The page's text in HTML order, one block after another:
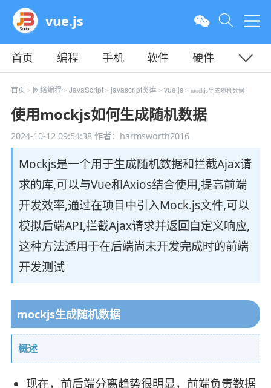
vue.js
首页 编程 手机 软件
硬件
教程
平面 服务器
首页 > 网络编程 > JavaScript> javascript类库> vue.js> mockjs生成随机数据
使用mockjs如何生成随机数据
2024-10-12 09:54:38作者：harmsworth2016
Mockjs是一个用于生成随机数据和拦截Ajax请
求的库,可以与Vue和Axios结合使用,提高前端
开发效率,通过在项目中引入Mock.js文件,可以
模拟后端API,拦截Ajax请求并返回自定义响应,
这种方法适用于在后端尚未开发完成时的前端
开发测试
mockjs生成随机数据
概述
现在，前后端分离趋势很明显，前端负责数据